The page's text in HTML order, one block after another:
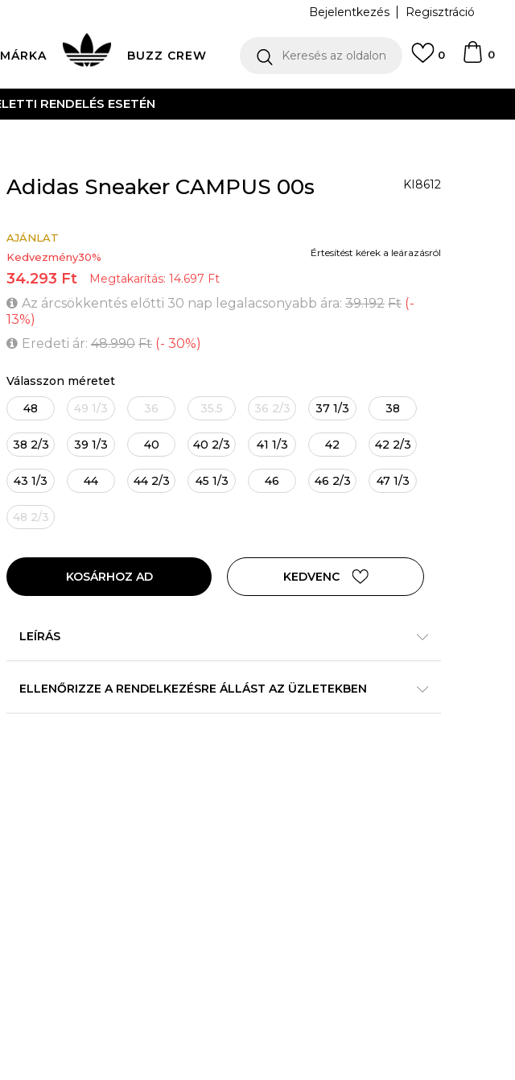
Bejelentkezés Regisztráció
MÁRKA BUZZ CREW Keresés az oldalon 0
0
UTÁNVÉTES ÉS BANKKÁRTYÁS FIZETÉS
Adidas Sneaker CAMPUS 00s KI8612
AJÁNLAT
Kedvezmény30%
34.293 Ft Megtakarítás: 14.697 Ft
Az árcsökkentés előtti 30 nap legalacsonyabb ára: 39.192 Ft (-
13%)
Eredeti ár: 48.990 Ft (- 30%)
Értesítést kérek a leárazásról
Válasszon méretet
48
49 1/3 36 35.5 36 2/3 37 1/3 38
38 2/3 39 1/3 40 40 2/3 41 1/3 42 42 2/3
43 1/3 44 44 2/3 45 1/3 46 46 2/3 47 1/3
48 2/3
KOSÁRHOZ AD KEDVENC
LEÍRÁS
ELLENŐRIZZE A RENDELKEZÉSRE ÁLLÁST AZ ÜZLETEKBEN